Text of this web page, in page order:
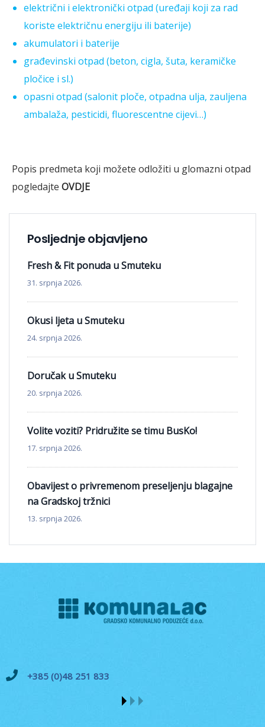
električni i elektronički otpad (uređaji koji za rad
koriste električnu energiju ili baterije)
akumulatori i baterije
građevinski otpad (beton, cigla, šuta, keramičke
pločice i sl.)
opasni otpad (salonit ploče, otpadna ulja, zauljena
ambalaža, pesticidi, fluorescentne cijevi…)
Popis predmeta koji možete odložiti u glomazni otpad
pogledajte OVDJE
Posljednje objavljeno
Fresh & Fit ponuda u Smuteku
31. srpnja 2026.
Okusi ljeta u Smuteku
24. srpnja 2026.
Doručak u Smuteku
20. srpnja 2026.
Volite voziti? Pridružite se timu BusKo!
17. srpnja 2026.
Obavijest o privremenom preseljenju blagajne
na Gradskoj tržnici
13. srpnja 2026.
+385 (0)48 251 833